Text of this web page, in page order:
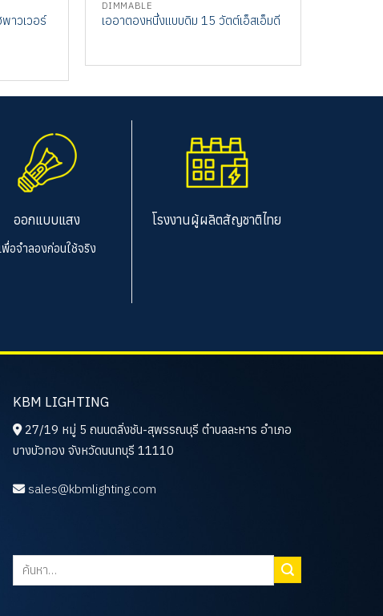
าวเวอร์
DIMMABLE
เออาตองหนึ่งแบบดิม 15 วัตต์เอ็สเอ็มดี
ออกแบบแสง
พื่อจำลองก่อนใช้จริง
โรงงานผู้ผลิตสัญชาติไทย
KBM LIGHTING
27/19 หมู่ 5 ถนนตลิ่งชัน-สุพรรณบุรี ตำบลละหาร อำเภอ
บางบัวทอง จังหวัดนนทบุรี 11110
sales@kbmlighting.com
ค้นหา: